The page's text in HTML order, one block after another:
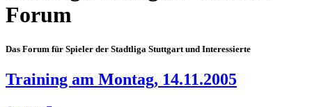
Forum
Das Forum für Spieler der Stadtliga Stuttgart und Interessierte
Training am Montag, 14.11.2005